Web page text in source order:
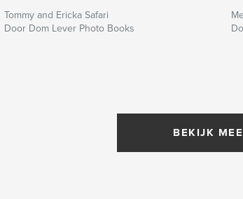
Tommy and Ericka Safari
Door Dom Lever Photo Books
BEKIJK